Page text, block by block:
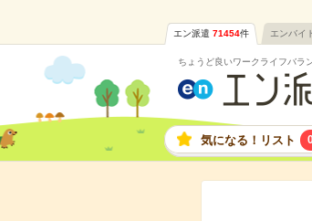
エン派遣 71454件 エンバイ
ちょうど良いワークライフバラ
気になる！リスト